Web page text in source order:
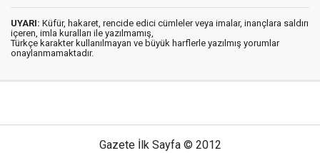
UYARI: Küfür, hakaret, rencide edici cümleler veya imalar, inançlara saldırı
içeren, imla kuralları ile yazılmamış,
Türkçe karakter kullanılmayan ve büyük harflerle yazılmış yorumlar
onaylanmamaktadır.
Gazete İlk Sayfa © 2012